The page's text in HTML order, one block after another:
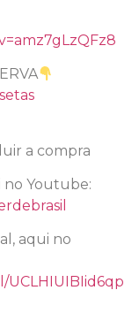
a compra
no Youtube:
aqui no